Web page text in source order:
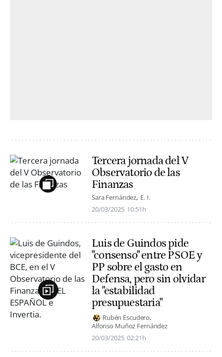
Tercera jornada del V
Observatorio de las
Finanzas
Sara Fernández E. I.
20/03/2025 10:51h
Luis de Guindos pide
"consenso" entre PSOE y
PP sobre el gasto en
Defensa, pero sin olvidar
la "estabilidad
presupuestaria"
Rubén Escudero
Alfonso Muñoz Fernández
20/03/2025 02:21h